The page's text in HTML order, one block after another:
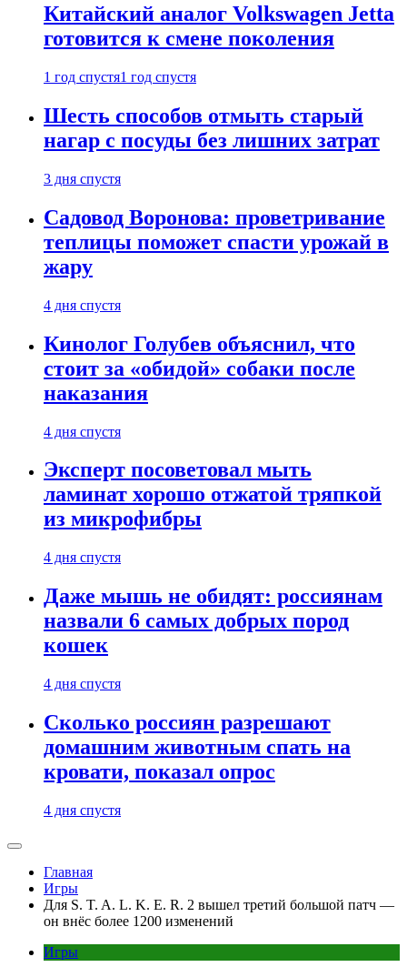
Китайский аналог Volkswagen Jetta
готовится к смене поколения
1 год спустя1 год спустя
Шесть способов отмыть старый
нагар с посуды без лишних затрат
3 дня спустя
Садовод Воронова: проветривание
теплицы поможет спасти урожай в
жару
4 дня спустя
Кинолог Голубев объяснил, что
стоит за «обидой» собаки после
наказания
4 дня спустя
Эксперт посоветовал мыть
ламинат хорошо отжатой тряпкой
из микрофибры
4 дня спустя
Даже мышь не обидят: россиянам
назвали 6 самых добрых пород
кошек
4 дня спустя
Сколько россиян разрешают
домашним животным спать на
кровати, показал опрос
4 дня спустя
Главная
Игры
Для S. T. A. L. K. E. R. 2 вышел третий большой патч —
он внёс более 1200 изменений
Игры